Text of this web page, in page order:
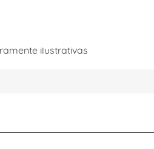
ilustrativas